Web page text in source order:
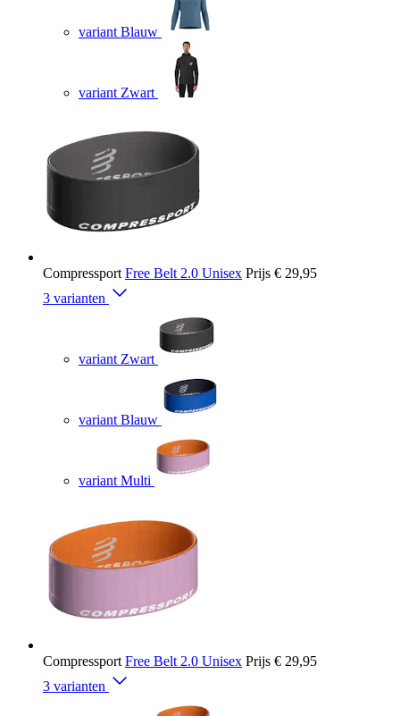
variant Blauw
variant Zwart
Compressport Free Belt 2.0 Unisex Prijs € 29,95
3 varianten
variant Zwart
variant Blauw
variant Multi
Compressport Free Belt 2.0 Unisex Prijs € 29,95
3 varianten